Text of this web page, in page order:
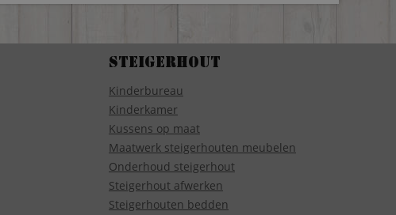
Steigerhout
Kinderbureau
Kinderkamer
Kussens op maat
Maatwerk steigerhouten meubelen
Onderhoud steigerhout
Steigerhout afwerken
Steigerhouten bedden